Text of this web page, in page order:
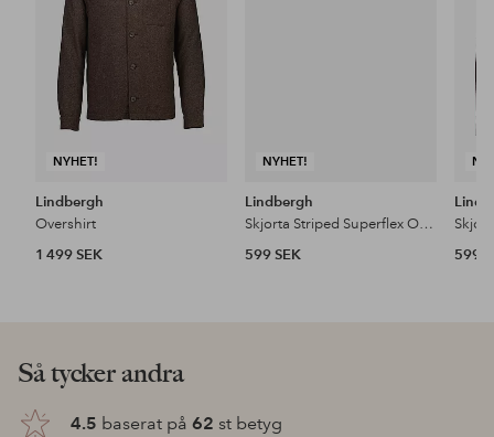
NYHET!
Lindbergh
Overshirt
1 499 SEK
NYHET!
Lindbergh
Skjorta Striped Superflex Oxford L/S
599 SEK
599
Så tycker andra
4.5 baserat på 62 st betyg